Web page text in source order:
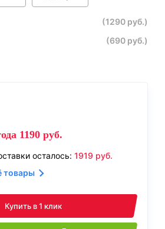
(1290 руб.)
(690 руб.)
1190 руб.
осталось: 1919 руб.
товары
Купить в 1 клик